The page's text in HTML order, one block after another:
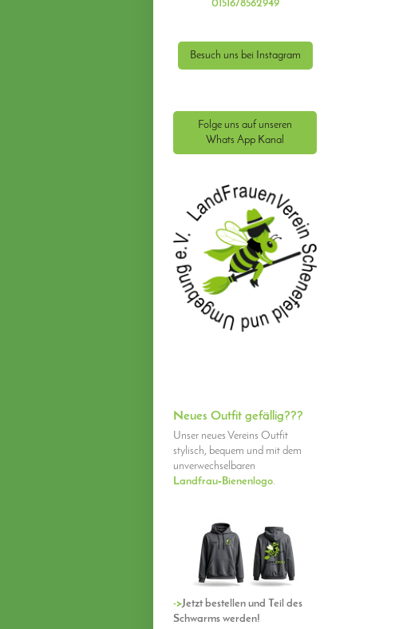
01516/8562949
Besuch uns bei Instagram
Folge uns auf unseren
Whats App Kanal
Neues Outfit gefällig???
Unser neues Vereins Outfit
stylisch, bequem und mit dem
unverwechselbaren
Landfrau‑Bienenlogo.
->Jetzt bestellen und Teil des
Schwarms werden!